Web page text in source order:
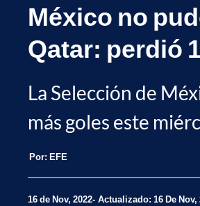
México no
Qatar: perdió
La Selección de
más goles este
Por: EFE
16 de Nov, 2022 Actualizado: 16 De Nov,